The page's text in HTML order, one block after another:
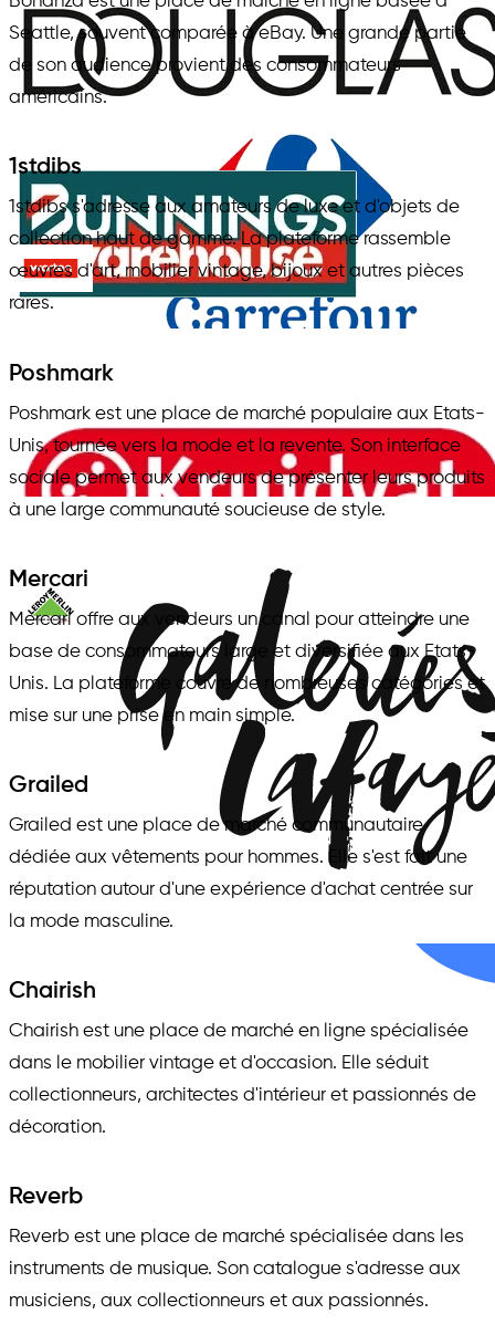
Seattle, souvent comparée à eBay. Une grande partie
de son audience provient des consommateurs
américains.
1stdibs
1stdibs s'adresse aux amateurs de luxe et d'objets de
collection haut de gamme. La plateforme rassemble
œuvres d'art, mobilier vintage, bijoux et autres pièces
rares.
Poshmark
Poshmark est une place de marché populaire aux Etats-
Unis, tournée vers la mode et la revente. Son interface
sociale permet aux vendeurs de présenter leurs produits
à une large communauté soucieuse de style.
Mercari
Mercari offre aux vendeurs un canal pour atteindre une
base de consommateurs large et diversifiée aux Etats-
Unis. La plateforme couvre de nombreuses catégories et
mise sur une prise en main simple.
Grailed
Grailed est une place de marché communautaire
dédiée aux vêtements pour hommes. Elle s'est fait une
réputation autour d'une expérience d'achat centrée sur
la mode masculine.
Chairish
Chairish est une place de marché en ligne spécialisée
dans le mobilier vintage et d'occasion. Elle séduit
collectionneurs, architectes d'intérieur et passionnés de
décoration.
Reverb
Reverb est une place de marché spécialisée dans les
instruments de musique. Son catalogue s'adresse aux
musiciens, aux collectionneurs et aux passionnés.